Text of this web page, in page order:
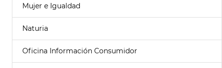
Mujer e Igualdad
Naturia
Oficina Información Consumidor